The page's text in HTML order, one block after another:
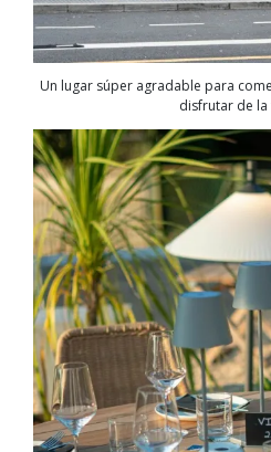
Un lugar súper agradable para
disfrutar de la